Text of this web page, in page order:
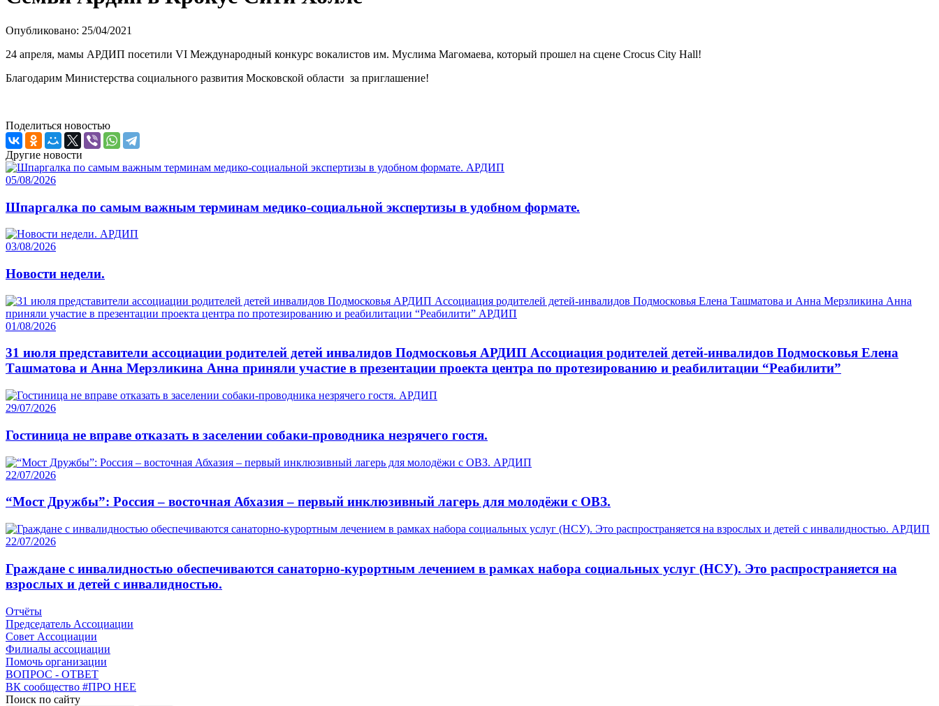
Опубликовано: 25/04/2021
24 апреля, мамы АРДИП посетили VI Международный конкурс вокалистов им. Муслима Магомаева, который прошел на сцене Crocus City Hall!
Благодарим Министерства социального развития Московской области за приглашение!
Поделиться новостью
Другие новости
05/08/2026
Шпаргалка по самым важным терминам медико-социальной экспертизы в удобном формате.
03/08/2026
Новости недели.
01/08/2026
31 июля представители ассоциации родителей детей инвалидов Подмосковья АРДИП Ассоциация родителей детей-инвалидов Подмосковья Елена
Ташматова и Анна Мерзликина Анна приняли участие в презентации проекта центра по протезированию и реабилитации “Реабилити”
29/07/2026
Гостиница не вправе отказать в заселении собаки-проводника незрячего гостя.
22/07/2026
“Мост Дружбы”: Россия – восточная Абхазия – первый инклюзивный лагерь для молодёжи с ОВЗ.
22/07/2026
Граждане с инвалидностью обеспечиваются санаторно-курортным лечением в рамках набора социальных услуг (НСУ). Это распространяется на
взрослых и детей с инвалидностью.
Отчёты
Председатель Ассоциации
Совет Ассоциации
Филиалы ассоциации
Помочь организации
ВОПРОС - ОТВЕТ
ВК сообщество #ПРО НЕЕ
Поиск по сайту